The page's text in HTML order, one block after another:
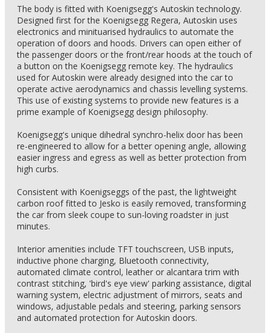
The body is fitted with Koenigsegg's Autoskin technology.
Designed first for the Koenigsegg Regera, Autoskin uses
electronics and minituarised hydraulics to automate the
operation of doors and hoods. Drivers can open either of
the passenger doors or the front/rear hoods at the touch of
a button on the Koenigsegg remote key. The hydraulics
used for Autoskin were already designed into the car to
operate active aerodynamics and chassis levelling systems.
This use of existing systems to provide new features is a
prime example of Koenigsegg design philosophy.
Koenigsegg's unique dihedral synchro-helix door has been
re-engineered to allow for a better opening angle, allowing
easier ingress and egress as well as better protection from
high curbs.
Consistent with Koenigseggs of the past, the lightweight
carbon roof fitted to Jesko is easily removed, transforming
the car from sleek coupe to sun-loving roadster in just
minutes.
Interior amenities include TFT touchscreen, USB inputs,
inductive phone charging, Bluetooth connectivity,
automated climate control, leather or alcantara trim with
contrast stitching, 'bird's eye view' parking assistance, digital
warning system, electric adjustment of mirrors, seats and
windows, adjustable pedals and steering, parking sensors
and automated protection for Autoskin doors.